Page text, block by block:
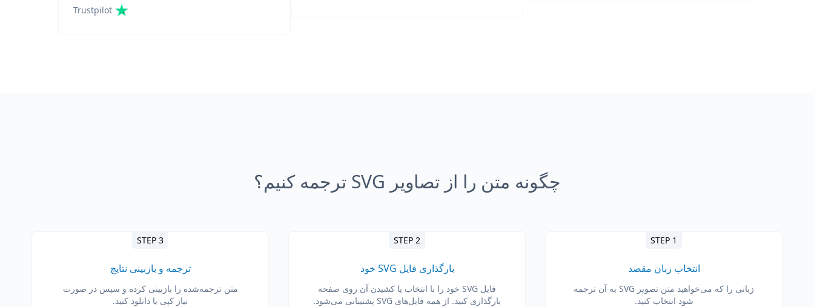
Trustpilot
چگونه متن را از تصاویر SVG ترجمه کنیم؟
STEP 1
انتخاب زبان مقصد
زبانی را که می‌خواهید متن تصویر SVG به آن ترجمه
شود انتخاب کنید.
STEP 2
بارگذاری فایل SVG خود
فایل SVG خود را با انتخاب یا کشیدن آن روی صفحه
بارگذاری کنید. از همه فایل‌های SVG پشتیبانی می‌شود.
STEP 3
ترجمه و بازبینی نتایج
متن ترجمه‌شده را بازبینی کرده و سپس در صورت
نیاز کپی یا دانلود کنید.